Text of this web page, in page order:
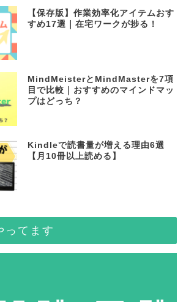
【保存版】作業効率化アイテムおす
すめ17選｜在宅ワークが捗る！
MindMeisterとMindMasterを7項
目で比較｜おすすめのマインドマッ
プはどっち？
Kindleで読書量が増える理由6選
【月10冊以上読める】
ってます